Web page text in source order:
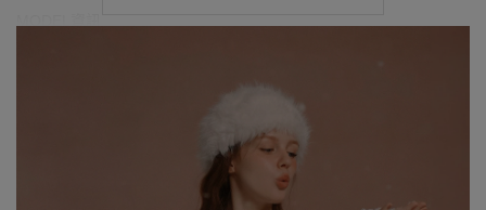
腰圍Waist：60cm／臀圍hips：90cm
身高175cm／胸圍Bust：80cm
腰圍Waist：60cm／臀圍hips：89cm